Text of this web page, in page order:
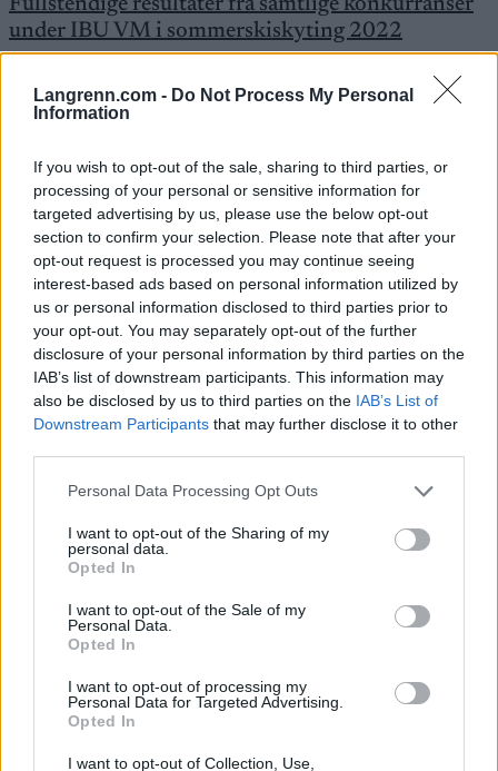
Langrenn.com - Do Not Process My Personal
Information
If you wish to opt-out of the sale, sharing to third parties, or
processing of your personal or sensitive information for
targeted advertising by us, please use the below opt-out
section to confirm your selection. Please note that after your
opt-out request is processed you may continue seeing
interest-based ads based on personal information utilized by
us or personal information disclosed to third parties prior to
your opt-out. You may separately opt-out of the further
disclosure of your personal information by third parties on the
IAB’s list of downstream participants. This information may
also be disclosed by us to third parties on the IAB’s List of
Downstream Participants that may further disclose it to other
Please note that this website/app uses one or more Google
not limited to your visit or usage behaviour. You may click to
grant or deny consent to Google and its third-party tags to
use your data for below specified purposes in below Google
consent section.
Personal Data Processing Opt Outs
I want to opt-out of the Sharing of my
personal data.
Opted In
I want to opt-out of the Sale of my
Personal Data.
Opted In
I want to opt-out of processing my
Personal Data for Targeted Advertising.
Opted In
I want to opt-out of Collection, Use,
Fullstendige resultater fra samtlige konkurranser
under IBU VM i sommerskiskyting 2022
Mye tyder altså på at svenskene er på god vei til å
innfri trenerens krav: At Sverige skal ha verdens
Les også:
Sveriges trener: – I 2026 skal Sverige ha verdens
beste landslag i skiskyting
Samuelsson bladde opp 1.5 millioner kroner for
en egen stormølle hjemme: – Rulleskimølla er
mitt viktigste treningsverktøy
Andre runde i ny internasjonal cup
IBU VM i sommerskiskyting inngår i år som andre
runde i enny internasjonal cup i
sommerskiskyting. Totalt består den nye cupen i
Første runde i cupen var
første uka i august, mens Martin Fourcade Nordic
Festival 2. til 4. september er siste runde i den nye
cupen.
Det var ingen norske deltakere på årets VM i